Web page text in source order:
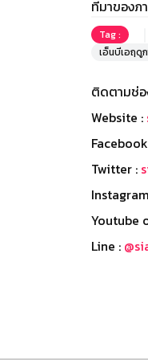
ที่มาของภ
Tag :
เอ็นบีเอฤดู
ติดตามช่อ
Website :
Twitter :
Youtube
Line :